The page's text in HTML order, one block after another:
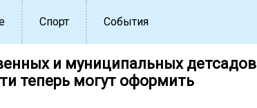
Спорт События
и муниципальных детсадов
теперь могут оформить